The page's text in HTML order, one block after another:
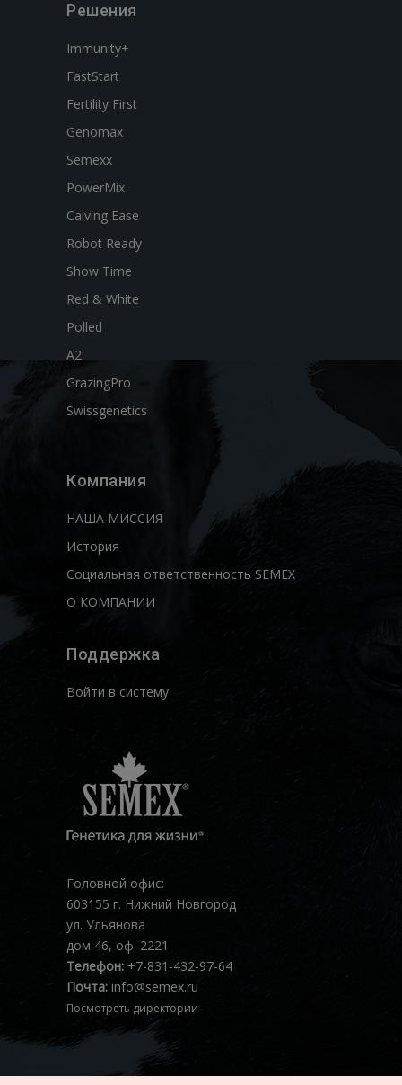
Решения
Immunity+
FastStart
Fertility First
Genomax
Semexx
PowerMix
Calving Ease
Robot Ready
Show Time
Red & White
Polled
A2
GrazingPro
Swissgenetics
Компания
НАША МИССИЯ
История
Социальная ответственность SEMEX
О КОМПАНИИ
Поддержка
Войти в систему
Головной офис:
603155 г. Нижний Новгород
ул. Ульянова
дом 46, оф. 2221
Телефон: +7-831-432-97-64
Почта: info@semex.ru
Посмотреть директории